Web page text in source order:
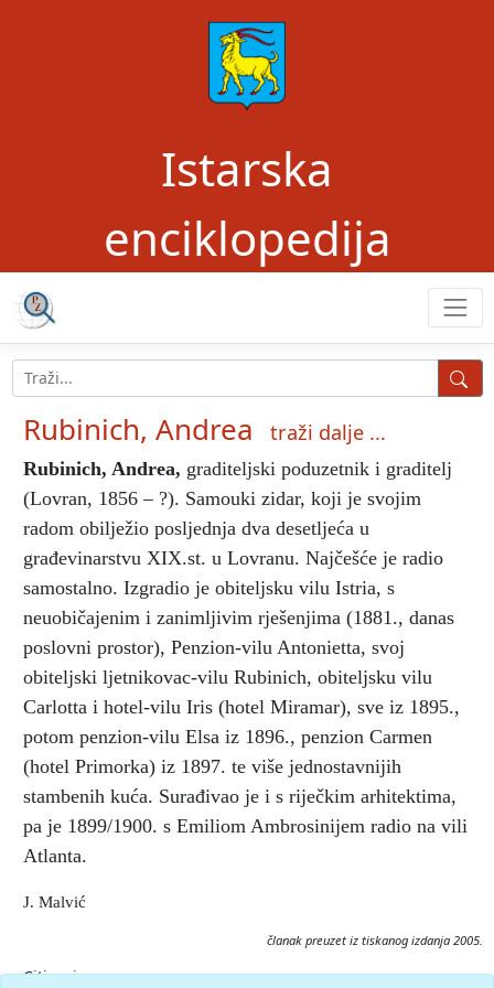
Istarska
enciklopedija
Rubinich, Andrea traži dalje ...
Rubinich, Andrea, graditeljski poduzetnik i graditelj
(Lovran, 1856 – ?). Samouki zidar, koji je svojim
radom obilježio posljednja dva desetljeća u
građevinarstvu XIX.st. u Lovranu. Najčešće je radio
samostalno. Izgradio je obiteljsku vilu Istria, s
neuobičajenim i zanimljivim rješenjima (1881., danas
poslovni prostor), Penzion-vilu Antonietta, svoj
obiteljski ljetnikovac-vilu Rubinich, obiteljsku vilu
Carlotta i hotel-vilu Iris (hotel Miramar), sve iz 1895.,
potom penzion-vilu Elsa iz 1896., penzion Carmen
(hotel Primorka) iz 1897. te više jednostavnijih
stambenih kuća. Surađivao je i s riječkim arhitektima,
pa je 1899/1900. s Emiliom Ambrosinijem radio na vili
Atlanta.
J. Malvić
članak preuzet iz tiskanog izdanja 2005.
Citiranje: